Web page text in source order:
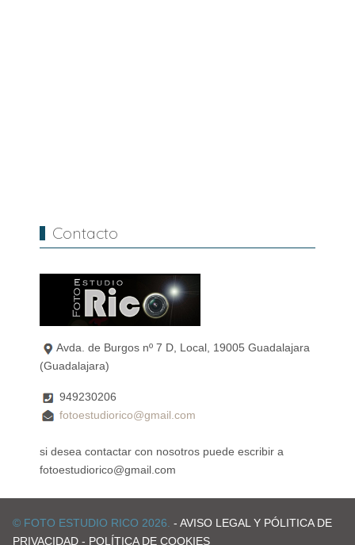
Contacto
Avda. de Burgos nº 7 D, Local, 19005 Guadalajara
(Guadalajara)
949230206
fotoestudiorico@gmail.com
si desea contactar con nosotros puede escribir a
fotoestudiorico@gmail.com
© FOTO ESTUDIO RICO 2026.- AVISO LEGAL Y PÓLITICA DE
PRIVACIDAD - POLÍTICA DE COOKIES